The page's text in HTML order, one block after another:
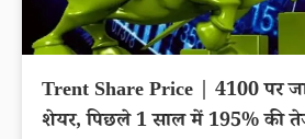
Trent Share Price | 4100 पर
शेयर, पिछले 1 साल में 195% की